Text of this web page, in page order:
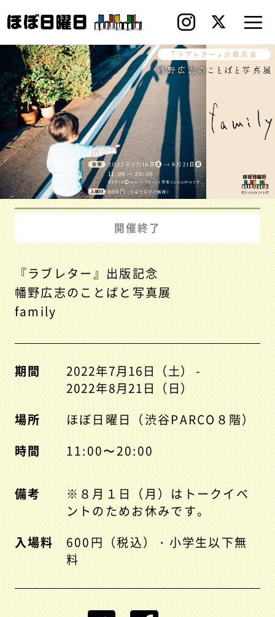
開催終了
『ラブレター』出版記念
幡野広志のことばと写真展
family
期間
2022年7月16日（土） -
2022年8月21日（日）
場所
ほぼ日曜日（渋谷PARCO８階）
時間
11:00〜20:00
備考
※８月１日（月）はトークイベ
ントのためお休みです。
入場料
600円（税込）・小学生以下無
料